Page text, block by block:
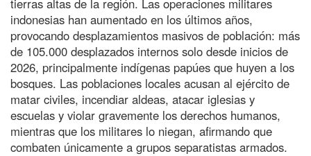
tierras altas de la región. Las operaciones militares
indonesias han aumentado en los últimos años,
provocando desplazamientos masivos de población: más
de 105.000 desplazados internos solo desde inicios de
2026, principalmente indígenas papúes que huyen a los
bosques. Las poblaciones locales acusan al ejército de
matar civiles, incendiar aldeas, atacar iglesias y
escuelas y violar gravemente los derechos humanos,
mientras que los militares lo niegan, afirmando que
combaten únicamente a grupos separatistas armados.